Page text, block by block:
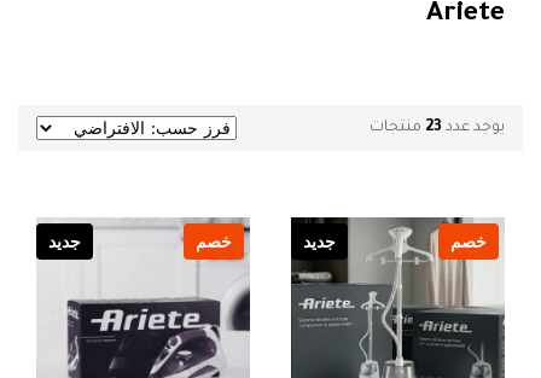
Ariete
يوجد عدد 23 منتجات
خصم جديد خصم جديد